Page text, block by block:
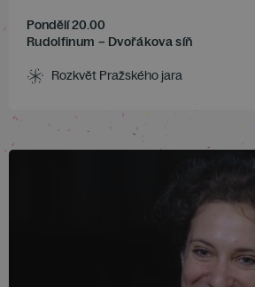
Pondělí 20.00
Rudolfinum – Dvořákova síň
Rozkvět Pražského jara